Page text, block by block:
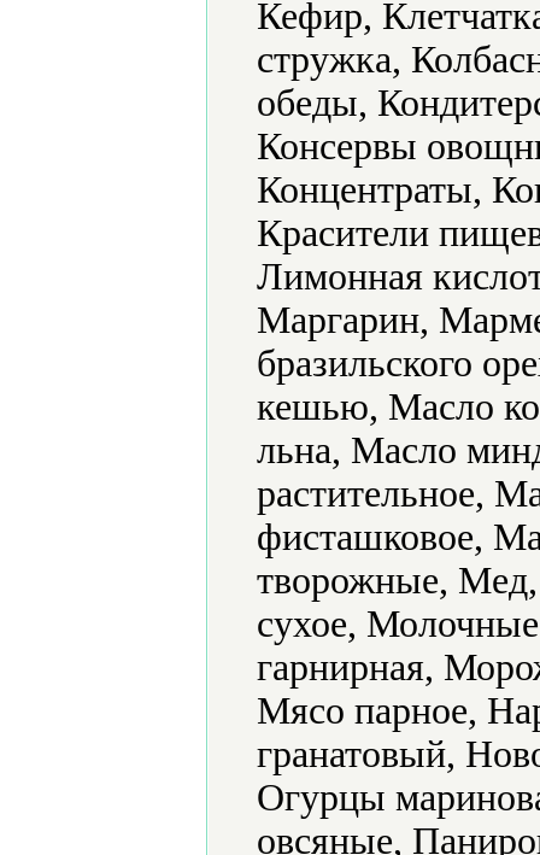
Кефир,
стружка,
обеды,
Консервы
Концентраты,
Красители
Лимонная
Маргарин,
бразильского
кешью, Масло
льна, Масло
растительное,
фисташковое,
творожные,
сухое,
гарнирная,
Мясо парное,
гранатовый,
Огурцы
овсяные,